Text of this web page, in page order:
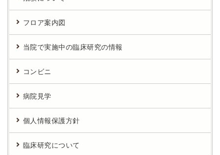
フロア案内図
当院で実施中の臨床研究の情報
コンビニ
病院見学
個人情報保護方針
臨床研究について